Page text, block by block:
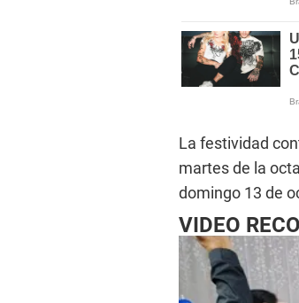
La festividad
martes de la
domingo 13 de
VIDEO